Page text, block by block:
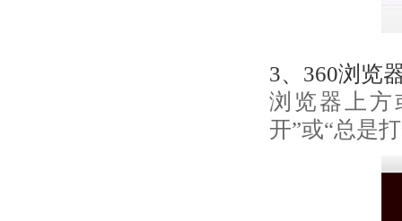
3、360浏览
浏览器上方
开”或“总是